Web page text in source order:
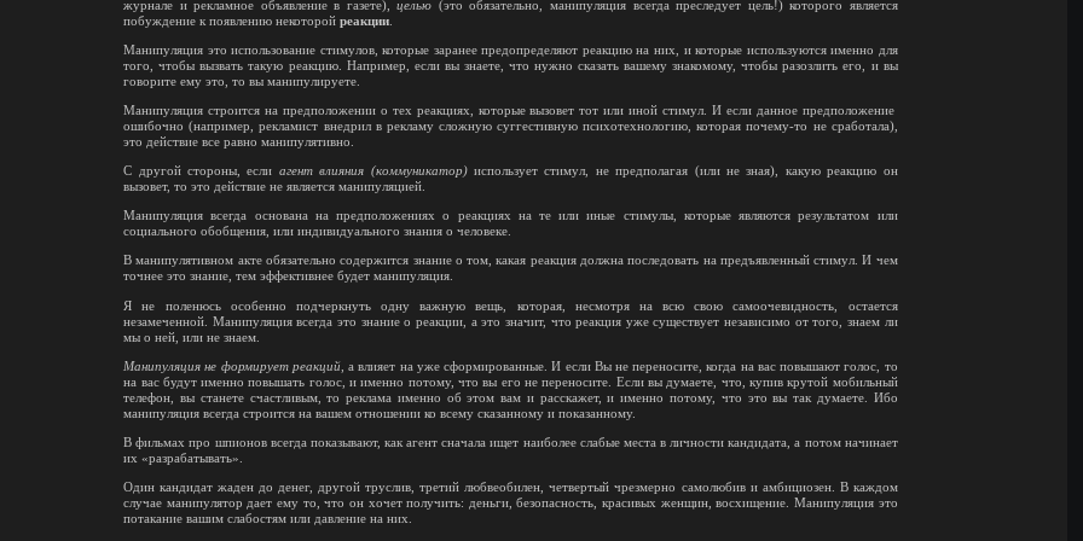
журнале и рекламное объявление в газете),целью (это обязательно, манипуляция всегда преследует цель!) которого является
побуждение к появлению некоторойреакции
Манипуляция это использование стимулов, которые заранее предопределяют реакцию на них, и которые используются именно для
того, чтобы вызвать такую реакцию. Например, если вы знаете, что нужно сказать вашему знакомому, чтобы разозлить его, и вы
говорите ему это, то вы манипулируете.
Манипуляция строится на предположении о тех реакциях, которые вызовет тот или иной стимул. И если данное предположение
ошибочно (например, рекламист внедрил в рекламу сложную суггестивную психотехнологию, которая почему-то не сработала),
это действие все равно манипулятивно.
С другой стороны, если агент влияния (коммуникатор)использует стимул, не предполагая (или не зная), какую реакцию он
вызовет, то это действие не является манипуляцией.
Манипуляция всегда основана на предположениях о реакциях на те или иные стимулы, которые являются результатом или
социального обобщения, или индивидуального знания о человеке.
В манипулятивном акте обязательно содержится знание о том, какая реакция должна последовать на предъявленный стимул. И чем
точнее это знание, тем эффективнее будет манипуляция.
Я не поленюсь особенно подчеркнуть одну важную вещь, которая, несмотря на всю свою самоочевидность, остается
незамеченной. Манипуляция всегда это знание о реакции, а это значит, что реакция уже существует независимо от того, знаем ли
мы о ней, или не знаем.
Манипуляция не формирует реакций, а влияет на уже сформированные. И если Вы не переносите, когда на вас повышают голос, то
на вас будут именно повышать голос, и именно потому, что вы его не переносите. Если вы думаете, что, купив крутой мобильный
телефон, вы станете счастливым, то реклама именно об этом вам и расскажет, и именно потому, что это вы так думаете. Ибо
манипуляция всегда строится на вашем отношении ко всему сказанному и показанному.
В фильмах про шпионов всегда показывают, как агент сначала ищет наиболее слабые места в личности кандидата, а потом начинает
их «разрабатывать».
Один кандидат жаден до денег, другой труслив, третий любвеобилен, четвертый чрезмерно самолюбив и амбициозен. В каждом
случае манипулятор дает ему то, что он хочет получить: деньги, безопасность, красивых женщин, восхищение. Манипуляция это
потакание вашим слабостям или давление на них.